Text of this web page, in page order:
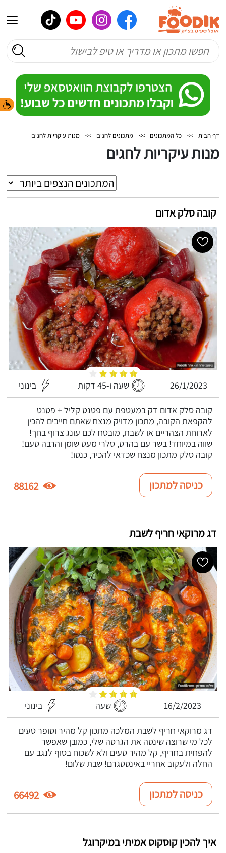
דף הבית >> כל המתכונים >> מתכונים לחגים >> מנות עיקריות לחגים
מנות עיקריות לחגים
קובה סלק אדום
26/1/2023 שעה ו-45 דקות בינוני
קובה סלק אדום דק במעטפת עם פטנט קליל + פטנט
להקפאת הקובה, מתכון מדויק מנצח שאתם חייבים להכין
לארוחת הצהריים או לשבת, מובטח לכם עונג צרוף בחך!
שווה במיוחד! בשר עם בהרט, סלרי מעט שומן והרבה טעם!
קובה סלק מתכון מנצח שכדאי להכיר, כנסו!
כניסה למתכון 88162
דג מרוקאי חריף לשבת
16/2/2023 שעה בינוני
דג מרוקאי חריף לשבת המלכה מתכון קל מהיר וסופר טעים
לכל מי שרוצה שינסה את הגרסה שלי, כמובן שאפשר
להפחית בחריף, קל מהיר טעים ולא לשכוח בסוף לנגב עם
החלה ולעקוב אחריי באינסטגרם! שבת שלום!
כניסה למתכון 66492
איך להכין קוסקוס אמיתי במיקרוגל